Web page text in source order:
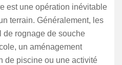
est une opération inévitable
terrain. Généralement, les
de rognage de souche
un aménagement
de piscine ou une activité